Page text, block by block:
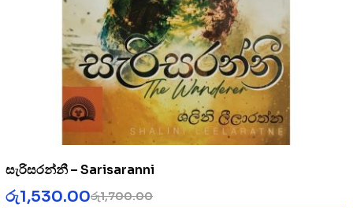
සැරිසරන්නී – Sarisaranni
රු1,700.00
රු1,530.00